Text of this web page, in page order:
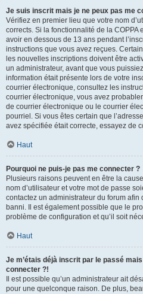
Je suis inscrit mais je ne peux pas me
Vérifiez en premier lieu que votre nom
corrects. Si la fonctionnalité de la COPPA
avoir en dessous de 13 ans pendant
instructions que vous avez reçues.
les nouvelles inscriptions doivent être
un administrateur, avant que vous
information était présente lors de votre
courrier électronique, consultez les
courrier électronique, vous avez
de courrier électronique ou le courrier
pourriel. Si vous êtes certain que
avez spécifiée était correcte, essayez de
Haut
Pourquoi ne puis-je pas me connecter ?
Plusieurs raisons peuvent en être la
nom d’utilisateur et votre mot de passe
contactez un administrateur du forum
banni. Il est également possible que le
problème de configuration et qu’il soit
Haut
Je m’étais déjà inscrit par le passé
connecter ?!
Il est possible qu’un administrateur ait
pour une quelconque raison. De plus,